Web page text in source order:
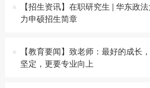
【招生资讯】在职研究生 | 华东政
力申硕招生简章
【教育要闻】致老师：最好的成长
坚定，更要专业向上